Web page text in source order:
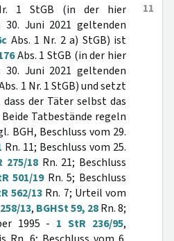
11
1 StGB (in der hier
Juni 2021 geltenden
Abs. 1 Nr. 2 a) StGB) ist
Abs. 1 StGB (in der hier
Juni 2021 geltenden
1 Nr. 1 StGB) und setzt
der Täter selbst das
Tatbestände regeln
BGH, Beschluss vom 29.
Rn. 11; Beschluss vom 25.
275/18Rn. 21; Beschluss
501/19Rn. 5; Beschluss
562/13 Rn. 7; Urteil vom
13, BGHSt 59, 28Rn. 8;
1995 - 1 StR 236/95,